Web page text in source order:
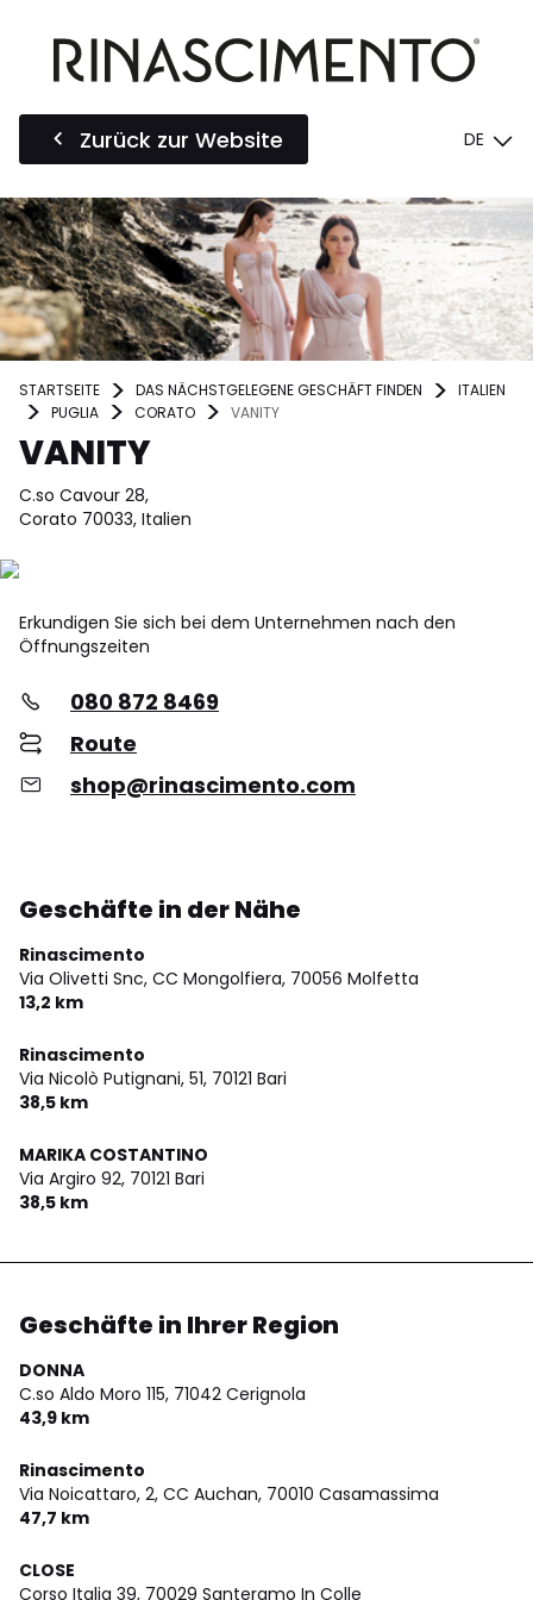
Zurück zur Website DE
STARTSEITE DAS NÄCHSTGELEGENE GESCHÄFT FINDEN
ITALIEN
PUGLIA
CORATO VANITY
VANITY
C.so Cavour 28,
Corato 70033, Italien
Erkundigen Sie sich bei dem Unternehmen nach den
Öffnungszeiten
080 872 8469
Route
shop@rinascimento.com
Geschäfte in der Nähe
Rinascimento
Via Olivetti Snc, CC Mongolfiera, 70056 Molfetta
13,2 km
Rinascimento
Via Nicolò Putignani, 51, 70121 Bari
38,5 km
MARIKA COSTANTINO
Via Argiro 92, 70121 Bari
38,5 km
Geschäfte in Ihrer Region
DONNA
C.so Aldo Moro 115, 71042 Cerignola
43,9 km
Rinascimento
Via Noicattaro, 2, CC Auchan, 70010 Casamassima
47,7 km
CLOSE
Corso Italia 39, 70029 Santeramo In Colle